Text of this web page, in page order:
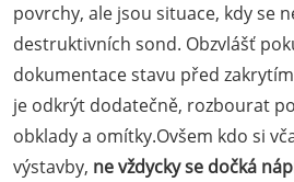
povrchy, ale jsou situace, kdy se
destruktivních sond. Obzvlášť
dokumentace stavu před
je odkrýt dodatečně, rozbourat
obklady a omítky.Ovšem kdo si
výstavby, ne vždycky se dočká